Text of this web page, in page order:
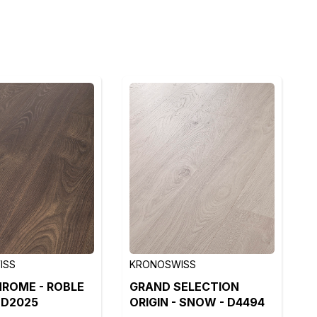
- ROBLE
KRONOSWISS
GRAND SELECTION
ORIGIN - SNOW - D4494